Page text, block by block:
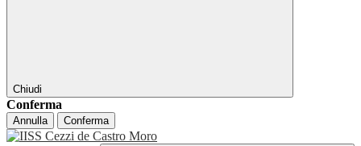
Chiudi
Conferma
Annulla Conferma